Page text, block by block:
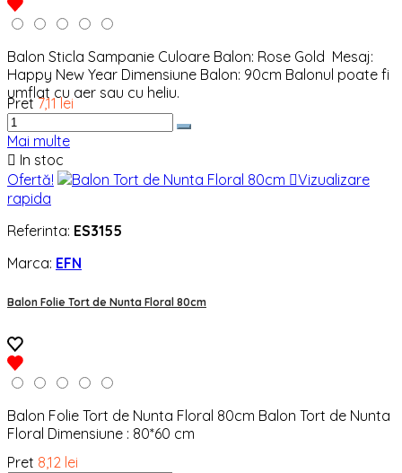
Balon Sticla Sampanie Culoare Balon: Rose Gold Mesaj:
Happy New Year Dimensiune Balon: 90cm Balonul poate fi
umflat cu aer sau cu heliu.
Pret 7,11 lei
Mai multe
 In stoc
Ofertă!
Vizualizare
rapida
Referinta: ES3155
Marca: EFN
Balon Folie Tort de Nunta Floral 80cm
Balon Folie Tort de Nunta Floral 80cm Balon Tort de Nunta
Floral Dimensiune : 80*60 cm
Pret 8,12 lei